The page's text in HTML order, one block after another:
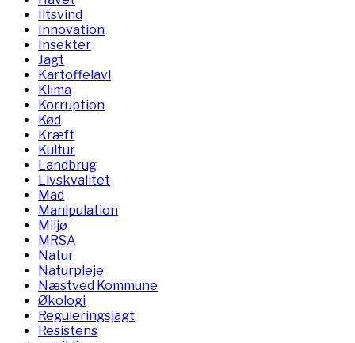
Iltsvind
Innovation
Insekter
Jagt
Kartoffelavl
Klima
Korruption
Kød
Kræft
Kultur
Landbrug
Livskvalitet
Mad
Manipulation
Miljø
MRSA
Natur
Naturpleje
Næstved Kommune
Økologi
Reguleringsjagt
Resistens